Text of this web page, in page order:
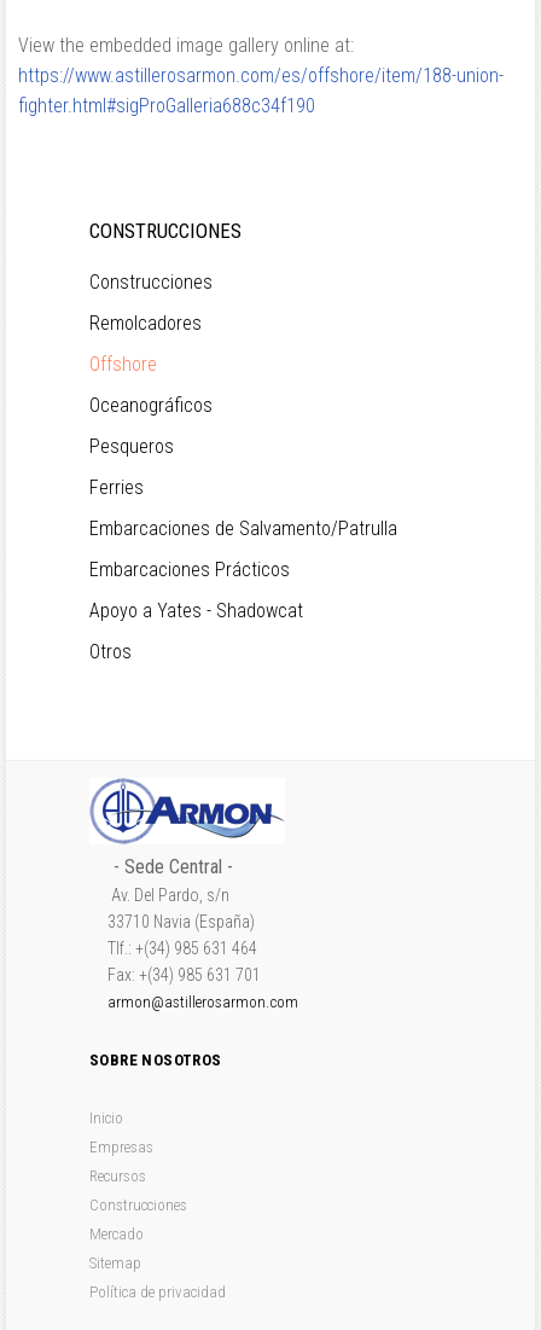
View the embedded image gallery online at:
https://www.astillerosarmon.com/es/offshore/item/188-union-
fighter.html#sigProGalleria688c34f190
CONSTRUCCIONES
Construcciones
Remolcadores
Offshore
Oceanográficos
Pesqueros
Ferries
Embarcaciones de Salvamento/Patrulla
Embarcaciones Prácticos
Apoyo a Yates - Shadowcat
Otros
- Sede Central -
Av. Del Pardo, s/n
33710 Navia (España)
Tlf.: +(34) 985 631 464
Fax: +(34) 985 631 701
armon@astillerosarmon.com
SOBRE NOSOTROS
Inicio
Empresas
Recursos
Construcciones
Mercado
Sitemap
Política de privacidad